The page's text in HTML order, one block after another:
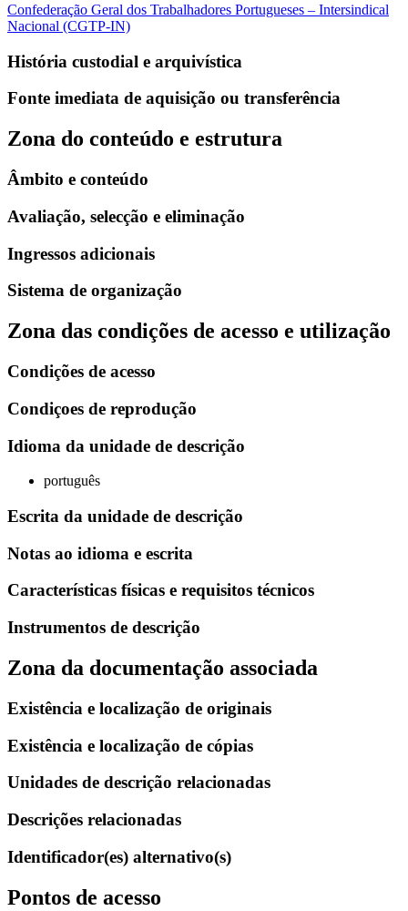
Confederação Geral dos Trabalhadores Portugueses – Intersindical
Nacional (CGTP-IN)
História custodial e arquivística
Fonte imediata de aquisição ou transferência
Zona do conteúdo e estrutura
Âmbito e conteúdo
Avaliação, selecção e eliminação
Ingressos adicionais
Sistema de organização
Zona das condições de acesso e utilização
Condições de acesso
Condiçoes de reprodução
Idioma da unidade de descrição
português
Escrita da unidade de descrição
Notas ao idioma e escrita
Características físicas e requisitos técnicos
Instrumentos de descrição
Zona da documentação associada
Existência e localização de originais
Existência e localização de cópias
Unidades de descrição relacionadas
Descrições relacionadas
Identificador(es) alternativo(s)
Pontos de acesso